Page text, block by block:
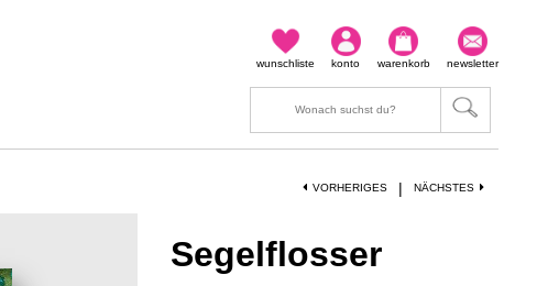
newsletter
warenkorb
konto
wunschliste
NÄCHSTES
|
VORHERIGES
Segelflosser